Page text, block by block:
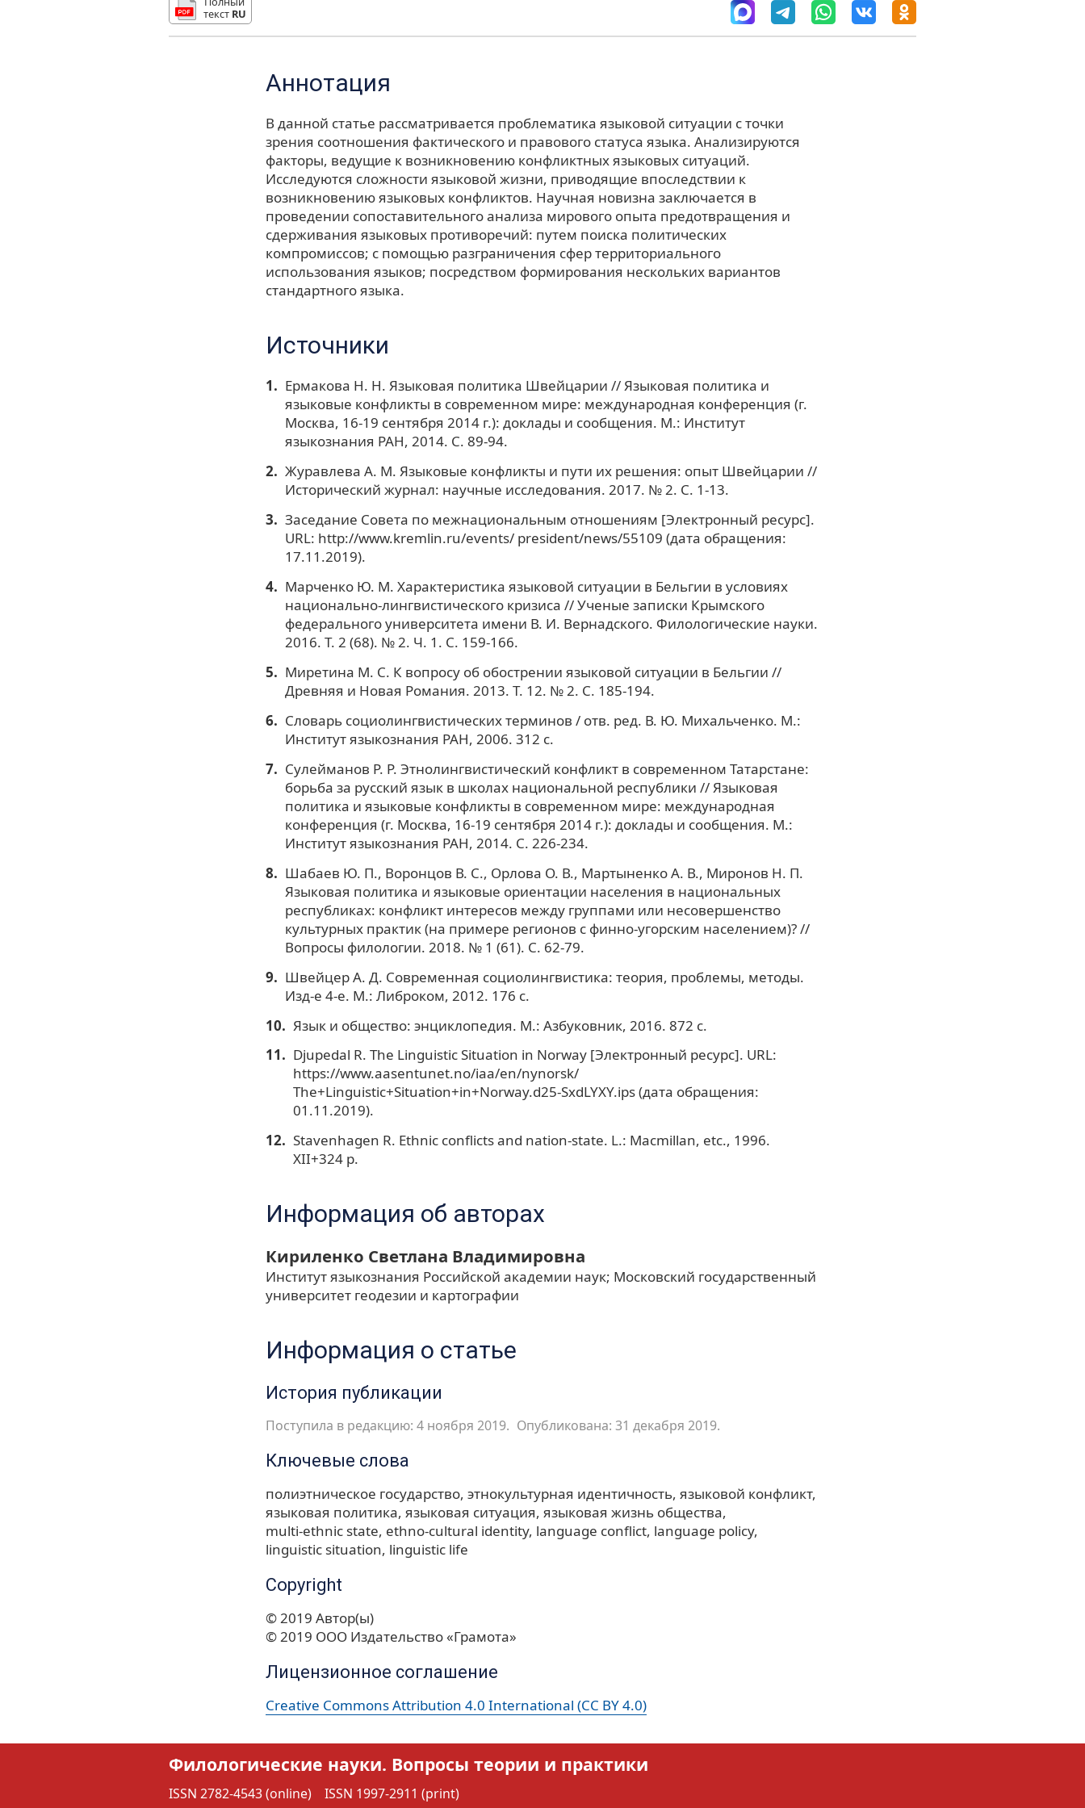
текст RU
Аннотация
В данной статье рассматривается проблематика языковой ситуации с точки
зрения соотношения фактического и правового статуса языка. Анализируются
факторы, ведущие к возникновению конфликтных языковых ситуаций.
Исследуются сложности языковой жизни, приводящие впоследствии к
возникновению языковых конфликтов. Научная новизна заключается в
проведении сопоставительного анализа мирового опыта предотвращения и
сдерживания языковых противоречий: путем поиска политических
компромиссов; с помощью разграничения сфер территориального
использования языков; посредством формирования нескольких вариантов
стандартного языка.
Источники
Ермакова Н. Н. Языковая политика Швейцарии // Языковая политика и
языковые конфликты в современном мире: международная конференция (г.
Москва, 16-19 сентября 2014 г.): доклады и сообщения. М.: Институт
языкознания РАН, 2014. С. 89-94.
Журавлева А. М. Языковые конфликты и пути их решения: опыт Швейцарии //
Исторический журнал: научные исследования. 2017. № 2. С. 1-13.
Заседание Совета по межнациональным отношениям [Электронный ресурс].
URL: http://www.kremlin.ru/events/ president/news/55109 (дата обращения:
17.11.2019).
Марченко Ю. М. Характеристика языковой ситуации в Бельгии в условиях
национально-лингвистического кризиса // Ученые записки Крымского
федерального университета имени В. И. Вернадского. Филологические науки.
2016. Т. 2 (68). № 2. Ч. 1. С. 159-166.
Миретина М. С. К вопросу об обострении языковой ситуации в Бельгии //
Древняя и Новая Романия. 2013. Т. 12. № 2. С. 185-194.
Словарь социолингвистических терминов / отв. ред. В. Ю. Михальченко. М.:
Институт языкознания РАН, 2006. 312 с.
Сулейманов Р. Р. Этнолингвистический конфликт в современном Татарстане:
борьба за русский язык в школах национальной республики // Языковая
политика и языковые конфликты в современном мире: международная
конференция (г. Москва, 16-19 сентября 2014 г.): доклады и сообщения. М.:
Институт языкознания РАН, 2014. С. 226-234.
Шабаев Ю. П., Воронцов В. С., Орлова О. В., Мартыненко А. В., Миронов Н. П.
Языковая политика и языковые ориентации населения в национальных
республиках: конфликт интересов между группами или несовершенство
культурных практик (на примере регионов с финно-угорским населением)? //
Вопросы филологии. 2018. № 1 (61). С. 62-79.
Швейцер А. Д. Современная социолингвистика: теория, проблемы, методы.
Изд-е 4-е. М.: Либроком, 2012. 176 с.
Язык и общество: энциклопедия. М.: Азбуковник, 2016. 872 с.
Djupedal R. The Linguistic Situation in Norway [Электронный ресурс]. URL:
https://www.aasentunet.no/iaa/en/nynorsk/
The+Linguistic+Situation+in+Norway.d25-SxdLYXY.ips (дата обращения:
01.11.2019).
Stavenhagen R. Ethnic conflicts and nation-state. L.: Macmillan, etc., 1996.
ХII+324 p.
Информация об авторах
Кириленко Светлана Владимировна
Институт языкознания Российской академии наук; Московский государственный
университет геодезии и картографии
Информация о статье
История публикации
Поступила в редакцию: 4 ноября 2019. Опубликована: 31 декабря 2019.
Ключевые слова
полиэтническое государство этнокультурная идентичность языковой конфликт
языковая политика языковая ситуация языковая жизнь общества
multi-ethnic state ethno-cultural identity language conflict language policy
linguistic situation linguistic life
Copyright
© 2019 Автор(ы)
© 2019 ООО Издательство «Грамота»
Лицензионное соглашение
Creative Commons Attribution 4.0 International (CC BY 4.0)
Филологические науки. Вопросы теории и практики
ISSN 2782-4543 (online) ISSN 1997-2911 (print)